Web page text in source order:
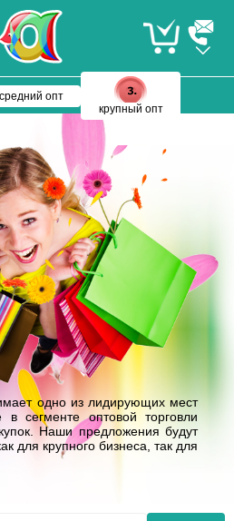
средний опт
крупный опт
одно из лидирующих мест
сегменте оптовой торговли
Наши предложения будут
для крупного бизнеса, так для